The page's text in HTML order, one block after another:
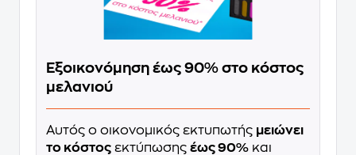
Εξοικονόμηση έως 90% στο κόστος
μελανιού
Αυτός ο οικονομικός εκτυπωτής μειώνει
το κόστος εκτύπωσης έως 90% και